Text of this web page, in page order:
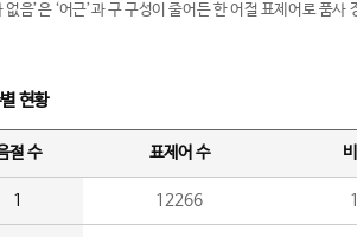
없음’은 ‘어근’과 구 구성이 줄어든 한 어절 표제어로 품사
현황
절 수 표제어 수
1 12266